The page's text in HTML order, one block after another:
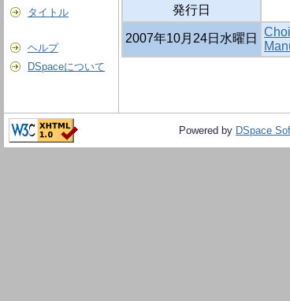
タイトル
ヘルプ
DSpaceについて
発行日
2007年10月24日水曜日
Powered by DSpace